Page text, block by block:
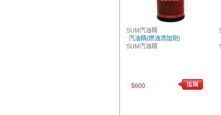
SUM汽油精
汽油精(燃油添加劑)
SUM汽油精
$600